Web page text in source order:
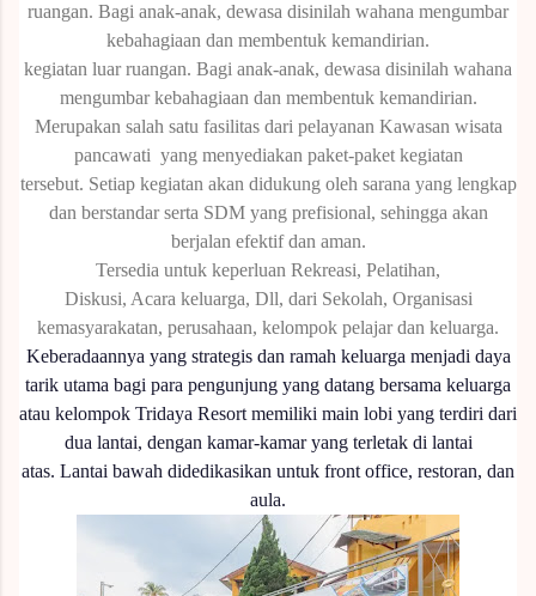
ruangan. Bagi anak-anak, dewasa disinilah wahana mengumbar
kebahagiaan dan membentuk kemandirian.
kegiatan luar ruangan. Bagi anak-anak, dewasa disinilah wahana
mengumbar kebahagiaan dan membentuk kemandirian.
Merupakan salah satu fasilitas dari pelayanan Kawasan wisata
pancawati yang menyediakan paket-paket kegiatan
tersebut. Setiap kegiatan akan didukung oleh sarana yang lengkap
dan berstandar serta SDM yang prefisional, sehingga akan
berjalan efektif dan aman.
Tersedia untuk keperluan Rekreasi, Pelatihan,
Diskusi, Acara keluarga, Dll, dari Sekolah, Organisasi
kemasyarakatan, perusahaan, kelompok pelajar dan keluarga.
Keberadaannya yang strategis dan ramah keluarga menjadi daya
tarik utama bagi para pengunjung yang datang bersama keluarga
atau kelompok Tridaya Resort memiliki main lobi yang terdiri dari
dua lantai, dengan kamar-kamar yang terletak di lantai
atas. Lantai bawah didedikasikan untuk front office, restoran, dan
aula.